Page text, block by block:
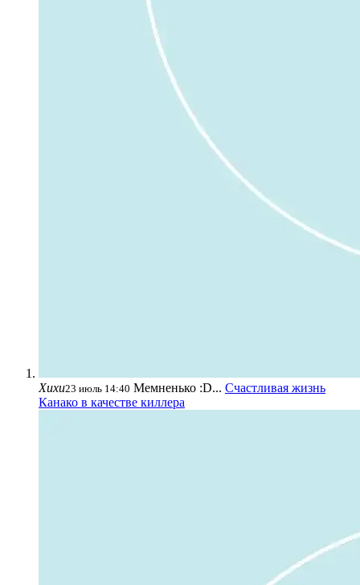
Хихи23 июль 14:40 Мемненько :D... Счастливая жизнь
Канако в качестве киллера